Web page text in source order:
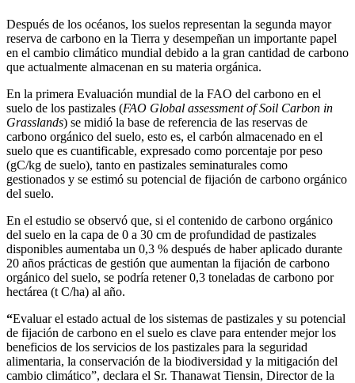
Después de los océanos, los suelos representan la segunda mayor
reserva de carbono en la Tierra y desempeñan un importante papel
en el cambio climático mundial debido a la gran cantidad de carbono
que actualmente almacenan en su materia orgánica.
En la primera Evaluación mundial de la FAO del carbono en el
suelo de los pastizales (FAO Global assessment of Soil Carbon in
Grasslands) se midió la base de referencia de las reservas de
carbono orgánico del suelo, esto es, el carbón almacenado en el
suelo que es cuantificable, expresado como porcentaje por peso
(gC/kg de suelo), tanto en pastizales seminaturales como
gestionados y se estimó su potencial de fijación de carbono orgánico
del suelo.
En el estudio se observó que, si el contenido de carbono orgánico
del suelo en la capa de 0 a 30 cm de profundidad de pastizales
disponibles aumentaba un 0,3 % después de haber aplicado durante
20 años prácticas de gestión que aumentan la fijación de carbono
orgánico del suelo, se podría retener 0,3 toneladas de carbono por
hectárea (t C/ha) al año.
“Evaluar el estado actual de los sistemas de pastizales y su potencial
de fijación de carbono en el suelo es clave para entender mejor los
beneficios de los servicios de los pastizales para la seguridad
alimentaria, la conservación de la biodiversidad y la mitigación del
cambio climático”, declara el Sr. Thanawat Tiensin, Director de la